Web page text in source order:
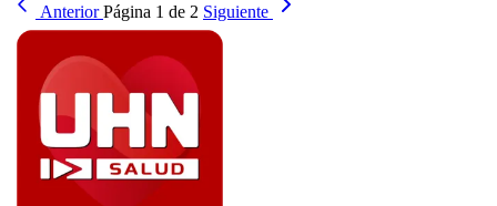
Anterior Página 1 de 2 Siguiente